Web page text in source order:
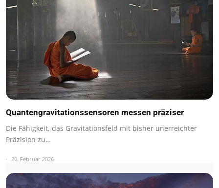
Quantengravitationssensoren messen präziser
Die Fähigkeit, das Gravitationsfeld mit bisher unerreichter
Präzision zu…
20. Februar 2026